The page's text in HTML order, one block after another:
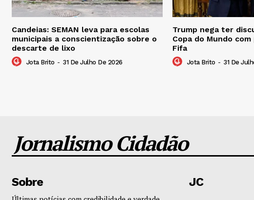
Candeias: SEMAN leva para escolas
municipais a conscientização sobre o
descarte de lixo
Jota Brito - 31 De Julho De 2026
Trump nega ter
Copa do Mundo
Fifa
Jota Brito - 31 De
Jornalismo Cidadão
Sobre JC